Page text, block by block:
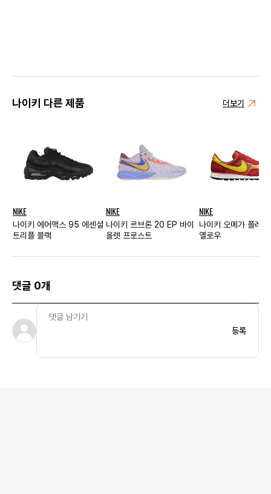
나이키 다른 제품 더보기
NIKE
나이키 에어맥스 95 에센셜
트리플 블랙
NIKE
나이키 르브론 20 EP 바이
올렛 프로스트
NIKE
나이키 오메가 플레
옐로우
댓글 0개
등록